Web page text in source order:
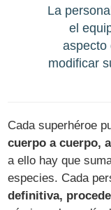
La
el
aspecto
modificar
Cada superhéroe
cuerpo a cuerpo,
a ello hay que
especies. Cada
definitiva,